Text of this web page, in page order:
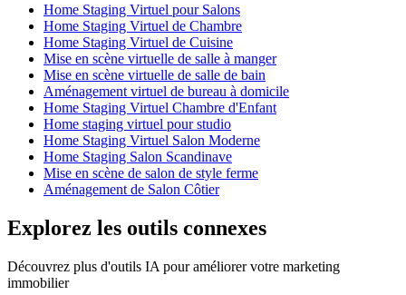
Home Staging Virtuel pour Salons
Home Staging Virtuel de Chambre
Home Staging Virtuel de Cuisine
Mise en scène virtuelle de salle à manger
Mise en scène virtuelle de salle de bain
Aménagement virtuel de bureau à domicile
Home Staging Virtuel Chambre d'Enfant
Home staging virtuel pour studio
Home Staging Virtuel Salon Moderne
Home Staging Salon Scandinave
Mise en scène de salon de style ferme
Aménagement de Salon Côtier
Explorez les outils connexes
Découvrez plus d'outils IA pour améliorer votre marketing
immobilier